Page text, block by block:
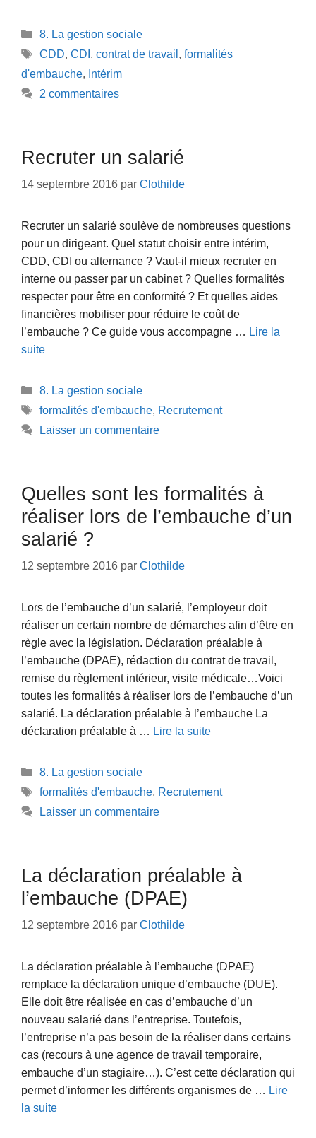
Catégories
8. La gestion sociale
Étiquettes
CDD, CDI , contrat de travail , formalités
d'embauche, Intérim
2 commentaires
Recruter un salarié
14 septembre 2016 par Clothilde
Recruter un salarié soulève de nombreuses questions
pour un dirigeant. Quel statut choisir entre intérim,
CDD, CDI ou alternance ? Vaut-il mieux recruter en
interne ou passer par un cabinet ? Quelles formalités
respecter pour être en conformité ? Et quelles aides
financières mobiliser pour réduire le coût de
l’embauche ? Ce guide vous accompagne … Lire la
suite
Catégories
8. La gestion sociale
Étiquettes
formalités d'embauche, Recrutement
Laisser un commentaire
Quelles sont les formalités à
réaliser lors de l’embauche d’un
salarié ?
12 septembre 2016 par Clothilde
Lors de l’embauche d’un salarié, l’employeur doit
réaliser un certain nombre de démarches afin d’être en
règle avec la législation. Déclaration préalable à
l’embauche (DPAE), rédaction du contrat de travail,
remise du règlement intérieur, visite médicale…Voici
toutes les formalités à réaliser lors de l’embauche d’un
salarié. La déclaration préalable à l’embauche La
déclaration préalable à … Lire la suite
Catégories
8. La gestion sociale
Étiquettes
formalités d'embauche, Recrutement
Laisser un commentaire
La déclaration préalable à
l’embauche (DPAE)
12 septembre 2016 par Clothilde
La déclaration préalable à l’embauche (DPAE)
remplace la déclaration unique d’embauche (DUE).
Elle doit être réalisée en cas d’embauche d’un
nouveau salarié dans l’entreprise. Toutefois,
l’entreprise n’a pas besoin de la réaliser dans certains
cas (recours à une agence de travail temporaire,
embauche d’un stagiaire…). C’est cette déclaration qui
permet d’informer les différents organismes de … Lire
la suite